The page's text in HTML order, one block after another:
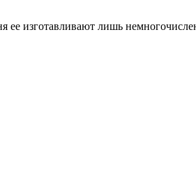
ее изготавливают лишь